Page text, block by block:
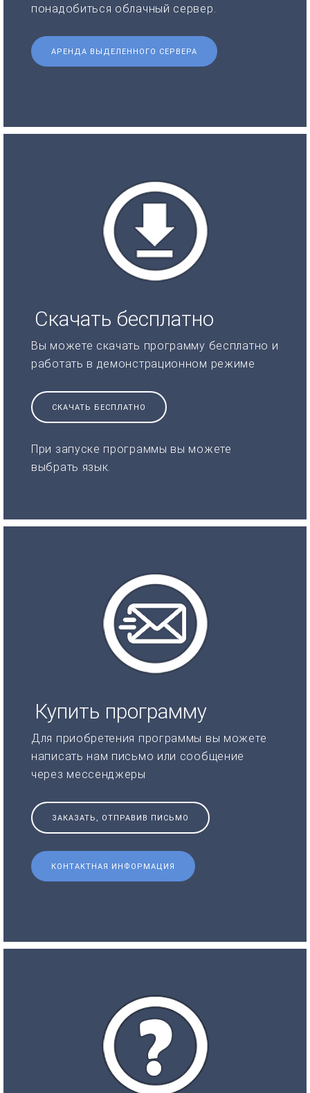
понадобиться облачный сервер.
АРЕНДА ВЫДЕЛЕННОГО СЕРВЕРА
Скачать бесплатно
Вы можете скачать программу бесплатно и
работать в демонстрационном режиме
СКАЧАТЬ БЕСПЛАТНО
При запуске программы вы можете
выбрать язык.
Купить программу
Для приобретения программы вы можете
написать нам письмо или сообщение
через мессенджеры
ЗАКАЗАТЬ, ОТПРАВИВ ПИСЬМО
КОНТАКТНАЯ ИНФОРМАЦИЯ